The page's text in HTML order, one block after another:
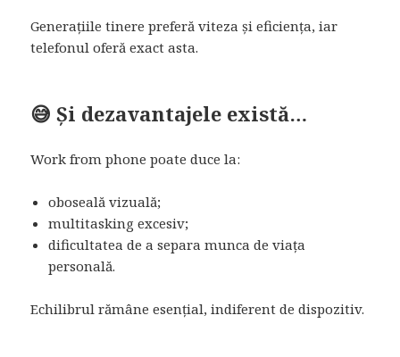
Generațiile tinere preferă viteza și eficiența, iar
telefonul oferă exact asta.
😅 Și dezavantajele există…
Work from phone poate duce la:
oboseală vizuală;
multitasking excesiv;
dificultatea de a separa munca de viața
personală.
Echilibrul rămâne esențial, indiferent de dispozitiv.